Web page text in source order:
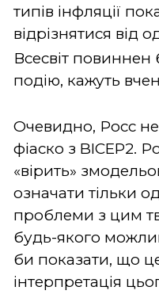
типів інфляції
відрізнятися від
Всесвіт повиннен
подію, кажуть
Очевидно, Росс не
фіаско з BICEP2.
«вірить»
означати тільки
проблеми з цим
будь-якого
би показати, що
інтерпретація